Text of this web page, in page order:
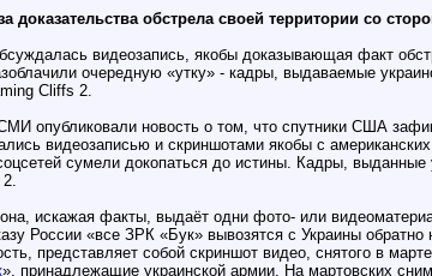
обстрела своей территории со
видеозапись, якобы доказывающая факт
очередную «утку» - кадры, выдаваемые
Cliffs 2.
опубликовали новость о том, что спутники США
видеозаписью и скриншотами якобы с американских
сумели докопаться до истины. Кадры,
искажая факты, выдаёт одни фото- или
России «все ЗРК «Бук» вывозятся с Украины
представляет собой скриншот видео, снятого в
», принадлежащие украинской армии. На мартовских